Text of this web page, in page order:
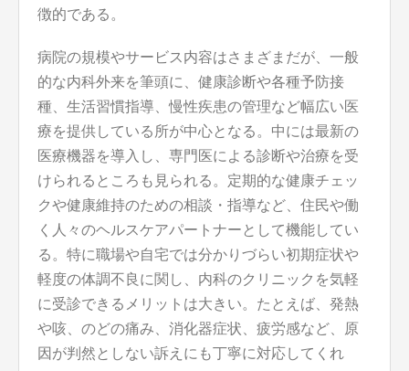
徴的である。
病院の規模やサービス内容はさまざまだが、一般
的な内科外来を筆頭に、健康診断や各種予防接
種、生活習慣指導、慢性疾患の管理など幅広い医
療を提供している所が中心となる。中には最新の
医療機器を導入し、専門医による診断や治療を受
けられるところも見られる。定期的な健康チェッ
クや健康維持のための相談・指導など、住民や働
く人々のヘルスケアパートナーとして機能してい
る。特に職場や自宅では分かりづらい初期症状や
軽度の体調不良に関し、内科のクリニックを気軽
に受診できるメリットは大きい。たとえば、発熱
や咳、のどの痛み、消化器症状、疲労感など、原
因が判然としない訴えにも丁寧に対応してくれ